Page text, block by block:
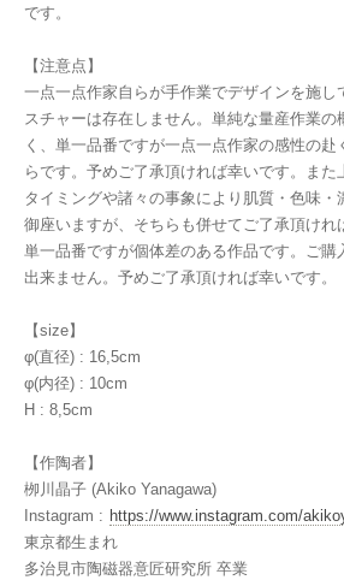
です。
【注意点】
一点一点作家自らが手作業でデザインを施し
スチャーは存在しません。単純な量産作業の
く、単一品番ですが一点一点作家の感性の
らです。予めご了承頂ければ幸いです。ま
タイミングや諸々の事象により肌質・色味
御座いますが、そちらも併せてご了承頂けれ
単一品番ですが個体差のある作品です。ご購
出来ません。予めご了承頂ければ幸いです。
【size】
φ(直径) : 16,5cm
φ(内径) : 10cm
H : 8,5cm
【作陶者】
栁川晶子 (Akiko Yanagawa)
Instagram : https://www.instagram.com/
東京都生まれ
多治見市陶磁器意匠研究所 卒業